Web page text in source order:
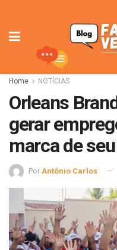
Home NOTÍCIAS
Orleans
gerar
marca de
Por Antônio Carlos